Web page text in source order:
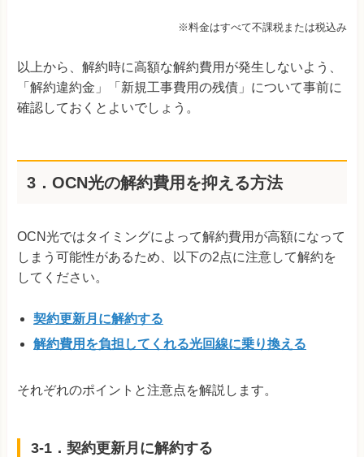
※料金はすべて不課税または税込み
以上から、解約時に高額な解約費用が発生しないよう、
「解約違約金」「新規工事費用の残債」について事前に
確認しておくとよいでしょう。
3．OCN光の解約費用を抑える方法
OCN光ではタイミングによって解約費用が高額になって
しまう可能性があるため、以下の2点に注意して解約を
してください。
契約更新月に解約する
解約費用を負担してくれる光回線に乗り換える
それぞれのポイントと注意点を解説します。
3-1．契約更新月に解約する